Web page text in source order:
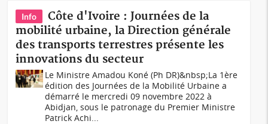
Info
Côte d'Ivoire : Journées de la
mobilité urbaine, la Direction générale
des transports terrestres présente les
innovations du secteur
Le Ministre Amadou Koné (Ph DR)&nbsp;La 1ère
édition des Journées de la Mobilité Urbaine a
démarré le mercredi 09 novembre 2022 à
Abidjan, sous le patronage du Premier Ministre
Patrick Achi...